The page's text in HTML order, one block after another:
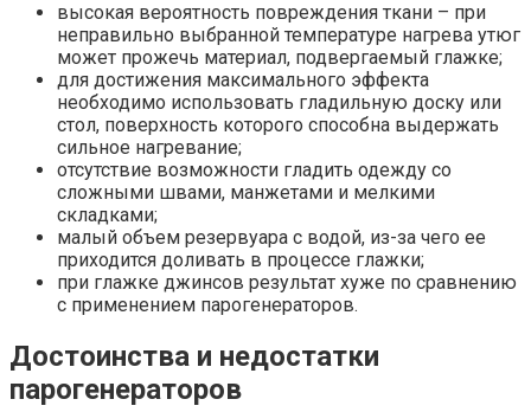
высокая вероятность повреждения ткани – при
неправильно выбранной температуре нагрева утюг
может прожечь материал, подвергаемый глажке;
для достижения максимального эффекта
необходимо использовать гладильную доску или
стол, поверхность которого способна выдержать
сильное нагревание;
отсутствие возможности гладить одежду со
сложными швами, манжетами и мелкими
складками;
малый объем резервуара с водой, из-за чего ее
приходится доливать в процессе глажки;
при глажке джинсов результат хуже по сравнению
с применением парогенераторов.
Достоинства и недостатки
парогенераторов